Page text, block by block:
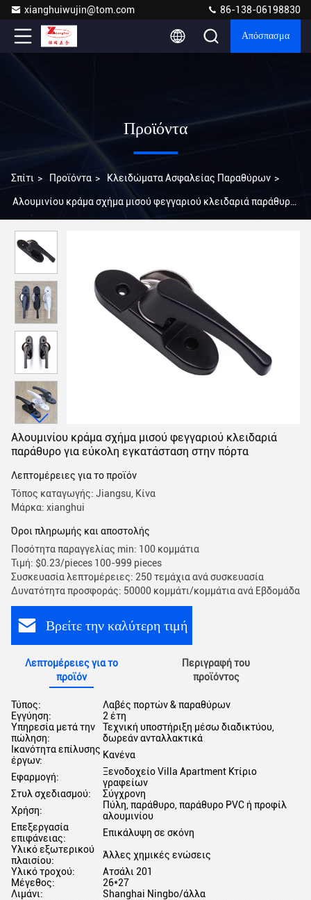
xianghuiwujin@tom.com 86-138-06198830
Απόσπασμα
Προϊόντα
Σπίτι > Προϊόντα > Κλειδώματα Ασφαλείας Παραθύρων >
Αλουμινίου κράμα σχήμα μισού φεγγαριού κλειδαριά παράθυρο
Αλουμινίου κράμα σχήμα μισού φεγγαριού κλειδαριά
παράθυρο για εύκολη εγκατάσταση στην πόρτα
Λεπτομέρειες για το προϊόν
Τόπος καταγωγής: Jiangsu, Κίνα
Μάρκα: xianghui
Όροι πληρωμής και αποστολής
Ποσότητα παραγγελίας min: 100 κομμάτια
Τιμή: $0.23/pieces 100-999 pieces
Συσκευασία λεπτομέρειες: 250 τεμάχια ανά συσκευασία
Δυνατότητα προσφοράς: 50000 κομμάτι/κομμάτια ανά Εβδομάδα
Βρείτε την καλύτερη τιμή
Λεπτομέρειες για το
προϊόν
Περιγραφή του
προϊόντος
Τύπος:
Λαβές πορτών & παραθύρων
Εγγύηση:
2 έτη
Υπηρεσία μετά την
πώληση:
Τεχνική υποστήριξη μέσω διαδικτύου,
δωρεάν ανταλλακτικά
Ικανότητα επίλυσης
έργων:
Κανένα
Εφαρμογή:
Ξενοδοχείο Villa Apartment Κτίριο
γραφείων
Στυλ σχεδιασμού:
Σύγχρονη
Χρήση:
Πύλη, παράθυρο, παράθυρο PVC ή προφίλ
αλουμινίου
Επεξεργασία
επιφάνειας:
Επικάλυψη σε σκόνη
Υλικό εξωτερικού
πλαισίου:
Άλλες χημικές ενώσεις
Υλικό τροχού:
Ατσάλι 201
Μέγεθος:
26*27
Λιμάνι:
Shanghai Ningbo/άλλα